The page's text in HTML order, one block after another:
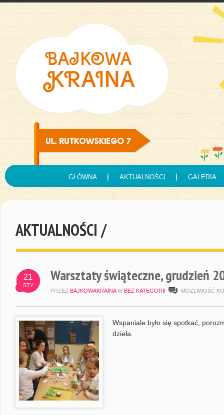
GŁÓWNA AKTUALNOŚCI GALERIA
AKTUALNOŚCI /
21
STY
Warsztaty świąteczne, grudzień
PRZEZ BAJKOWAKRAINA W BEZ KATEGORII MOŻLIWOŚĆ
Wspaniale było się spotkać,
dzieła.